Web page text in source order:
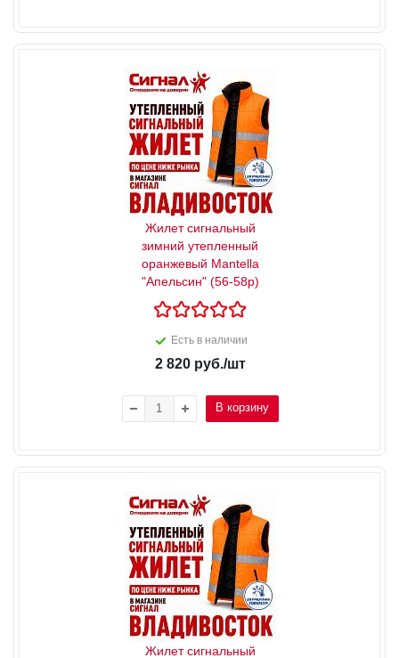
Жилет сигнальный
зимний утепленный
оранжевый Mantella
"Апельсин" (56-58р)
Есть в наличии
2 820руб./шт
В корзину
Жилет сигнальный